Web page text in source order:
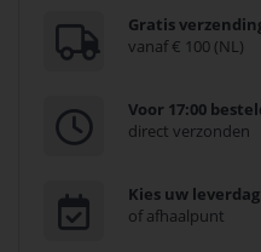
Gratis
vanaf € 100 (NL)
Voor 17:00
direct verzonden
Kies uw leverdag
of afhaalpunt